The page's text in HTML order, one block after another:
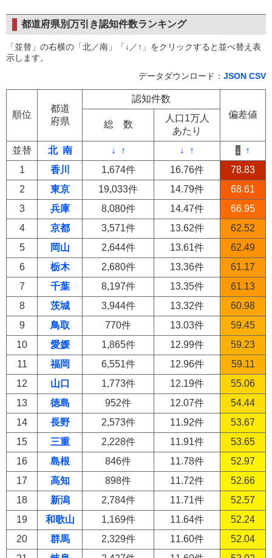
都道府県別万引き認知件数ランキング
「並替」の右横の「北／南」「↓／↑」をクリックすると並べ替え表
示します。
データダウンロード： JSON CSV
順位
都道
府県
認知件数
偏差値
総 数
人口1万人
あたり
並替
北 南 ↓ ↑ ↓ ↑ ↓
↑
1
香川 1,674件 16.76件
78.83
2
東京 19,033件 14.79件
68.61
3
兵庫 8,080件 14.47件
66.95
4
京都 3,571件 13.62件
62.52
5
岡山 2,644件 13.61件
62.49
6
栃木 2,680件 13.36件
61.17
7
千葉 8,197件 13.35件
61.13
8
茨城 3,944件 13.32件
60.98
9
鳥取 770件 13.03件
59.45
10
愛媛 1,865件 12.99件
59.23
11
福岡 6,551件 12.96件
59.11
12
山口 1,773件 12.19件
55.06
13
徳島 952件 12.07件
54.44
14
長野 2,573件 11.92件
53.67
15
三重 2,228件 11.91件
53.65
16
島根 846件 11.78件
52.97
17
高知 898件 11.72件
52.66
18
新潟 2,784件 11.71件
52.57
19
和歌山 1,169件 11.64件
52.24
20
群馬 2,329件 11.60件
52.04